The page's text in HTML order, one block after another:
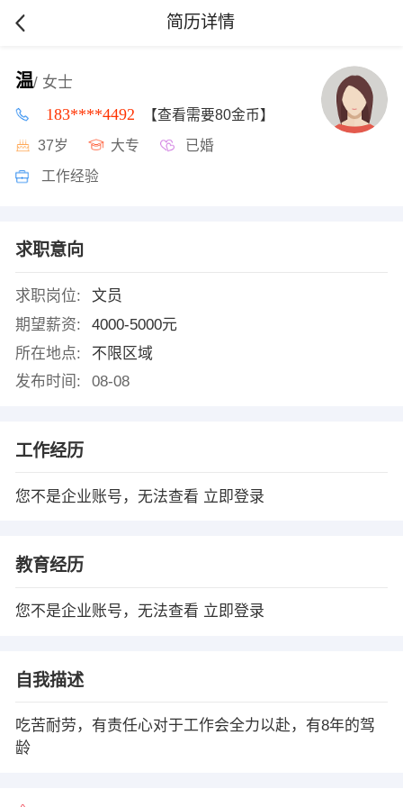
简历详情
温/ 女士
183****4492 【查看需要80金币】
37岁 大专 已婚
工作经验
求职意向
求职岗位:
文员
期望薪资:
4000-5000元
所在地点:
不限区域
发布时间:
08-08
工作经历
您不是企业账号，无法查看 立即登录
教育经历
您不是企业账号，无法查看 立即登录
自我描述
吃苦耐劳，有责任心对于工作会全力以赴，有8年的驾
龄